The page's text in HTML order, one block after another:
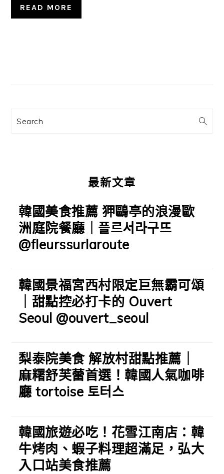
READ MORE
訊
Search
最新文章
韓國美食推薦 狎鷗亭的浪漫歐
洲庭院餐廳｜플르서라구뜨
@fleurssurlaroute
韓國景福宮西村限定巨無霸可頌
｜甜點控必打卡的 Ouvert
Seoul @ouvert_seoul
梨泰院美食 解放村甜點推薦｜
麻糬舒芙蕾首選！韓國人氣咖啡
廳 tortoise 토터스
韓國旅遊必吃！花雪江南店：韓
牛烤肉、蝦子料理超滿足，弘大
入口站美食推薦